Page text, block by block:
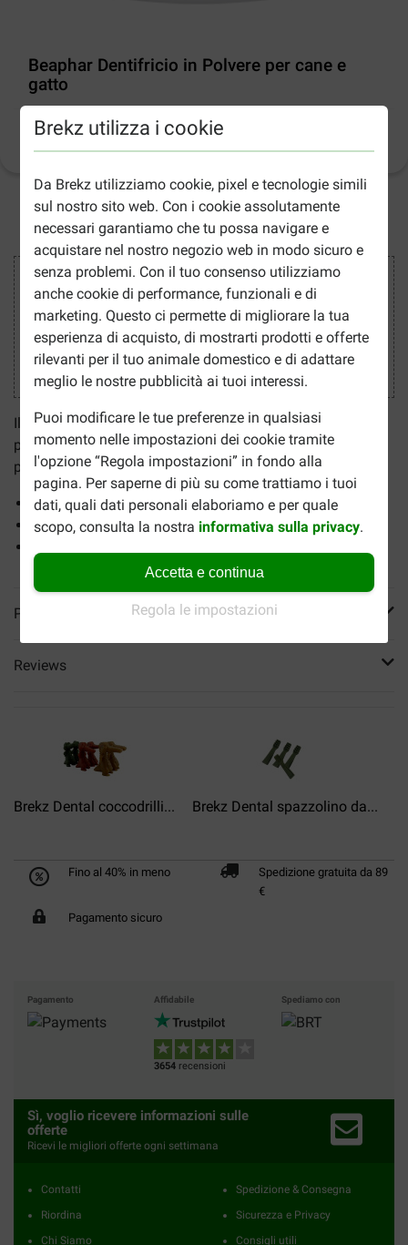
Brekz utilizza i cookie
Da Brekz utilizziamo cookie, pixel e tecnologie simili
sul nostro sito web. Con i cookie assolutamente
necessari garantiamo che tu possa navigare e
acquistare nel nostro negozio web in modo sicuro e
senza problemi. Con il tuo consenso utilizziamo
anche cookie di performance, funzionali e di
marketing. Questo ci permette di migliorare la tua
esperienza di acquisto, di mostrarti prodotti e offerte
rilevanti per il tuo animale domestico e di adattare
meglio le nostre pubblicità ai tuoi interessi.
Puoi modificare le tue preferenze in qualsiasi
momento nelle impostazioni dei cookie tramite
l'opzione “Regola impostazioni” in fondo alla
pagina. Per saperne di più su come trattiamo i tuoi
dati, quali dati personali elaboriamo e per quale
scopo, consulta la nostra informativa sulla privacy.
Accetta e continua
Regola le impostazioni
Beaphar Dentifricio in Polvere per cane e
gatto
Informazioni sul prodotto
2-5gg lavorativi stimati per la consegna salvo altre indicazioni
Acquisti sicuri
Il Dentifricio in Polvere Beaphar per cane e gatto
prodotto a base di alghe brune naturali al 100% e
promuove la salute di denti e gengive.
Per la salute di denti e gengive
Aiuta a prevenire la formazione della placca
Più informazioni
Reviews
Brekz Dental coccodrilli... Brekz Dental spazzolino da...
Fino al 40% in meno
Spedizione gratuita da 89
€
Pagamento sicuro
Pagamento Affidabile
3654 recensioni
Spediamo con
Sì, voglio ricevere informazioni sulle
offerte
Ricevi le migliori offerte ogni settimana
Contatti
Riordina
Chi Siamo
Spedizione & Consegna
Sicurezza e Privacy
Consigli utili